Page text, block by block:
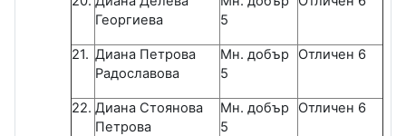
Георгиева
5
21. Диана Петрова
Радославова
Мн. добър
5
Отличен 6
22. Диана Стоянова
Петрова
Мн. добър
5
Отличен 6